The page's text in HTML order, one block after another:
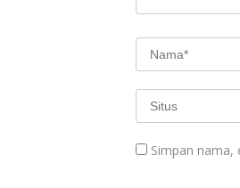
Simpan nama,